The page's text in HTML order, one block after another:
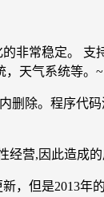
非常稳定。
，天气系统等。~
删除。程序代
营,因此造成的
，但是2013